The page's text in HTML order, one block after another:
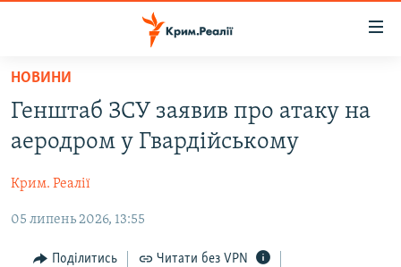
Перейти
основного
матеріалу
Перейти
до
навігації
Перейти
ВІДЕО ТА ФОТО
ПОЛІТИКА
БЛОГИ
ПОГЛЯД
НОВИНИ
Генштаб ЗСУ заявив про атаку на
аеродром у Гвардійському
Крим. Реалії
05 липень 2026, 13:55
Поділитись Читати без VPN